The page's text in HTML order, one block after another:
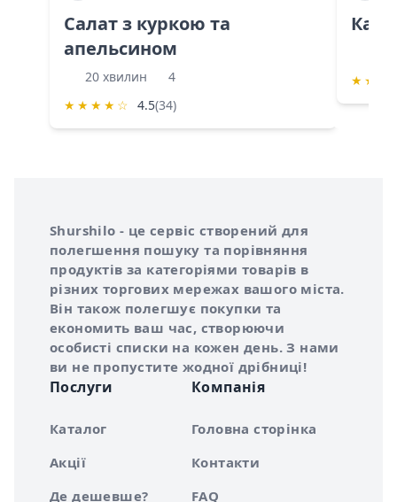
Салат з куркою та
апельсином
20 хвилин
4
★ ★ ★ ★ ☆ 4.5(34)
★ ★
Про сервіс Shurshilo
Shurshilo - це сервіс створений для
полегшення пошуку та порівняння
продуктів за категоріями товарів в
різних торгових мережах вашого міста.
Він також полегшує покупки та
економить ваш час, створюючи
особисті списки на кожен день. З нами
ви не пропустите жодної дрібниці!
Послуги
Каталог
Акції
Де дешевше?
Компанія
Головна сторінка
Контакти
FAQ